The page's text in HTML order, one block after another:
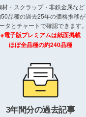
材・スクラップ・非鉄金属など
品種の過去25年の価格推移が
タとチャートで確認できます。
※電子版プレミアムは紙面掲載
ほぼ全品種の約240品種
3年間分の過去記事